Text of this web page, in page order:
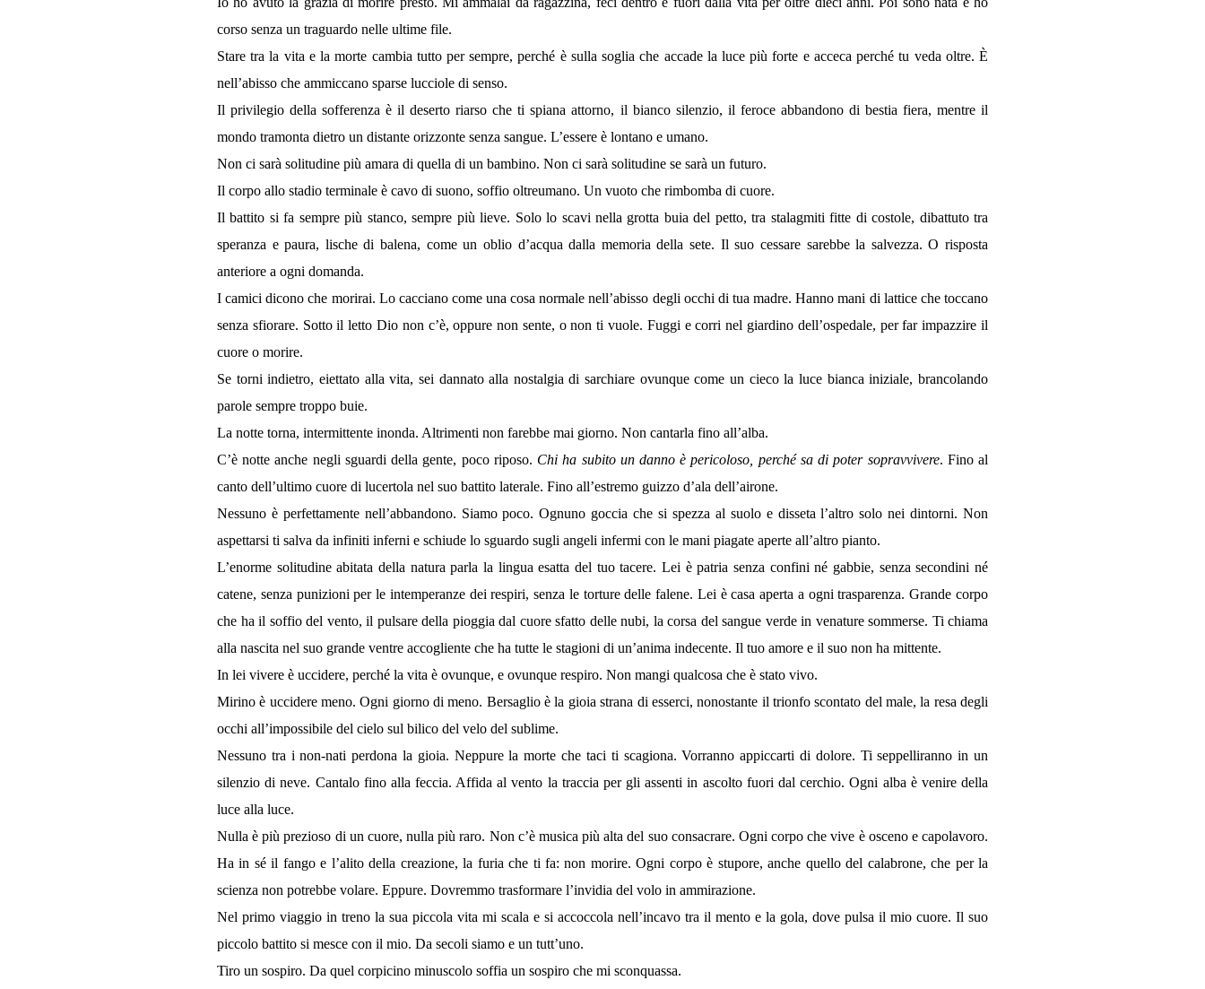
corso senza un traguardo nelle ultime file.
Stare tra la vita e la morte cambia tutto per sempre, perché è sulla soglia che accade la luce più forte e acceca perché tu veda oltre. È
nell’abisso che ammiccano sparse lucciole di senso.
Il privilegio della sofferenza è il deserto riarso che ti spiana attorno, il bianco silenzio, il feroce abbandono di bestia fiera, mentre il
mondo tramonta dietro un distante orizzonte senza sangue. L’essere è lontano e umano.
Non ci sarà solitudine più amara di quella di un bambino. Non ci sarà solitudine se sarà un futuro.
Il corpo allo stadio terminale è cavo di suono, soffio oltreumano. Un vuoto che rimbomba di cuore.
Il battito si fa sempre più stanco, sempre più lieve. Solo lo scavi nella grotta buia del petto, tra stalagmiti fitte di costole, dibattuto tra
speranza e paura, lische di balena, come un oblio d’acqua dalla memoria della sete. Il suo cessare sarebbe la salvezza. O risposta
anteriore a ogni domanda.
I camici dicono che morirai. Lo cacciano come una cosa normale nell’abisso degli occhi di tua madre. Hanno mani di lattice che toccano
senza sfiorare. Sotto il letto Dio non c’è, oppure non sente, o non ti vuole. Fuggi e corri nel giardino dell’ospedale, per far impazzire il
cuore o morire.
Se torni indietro, eiettato alla vita, sei dannato alla nostalgia di sarchiare ovunque come un cieco la luce bianca iniziale, brancolando
parole sempre troppo buie.
La notte torna, intermittente inonda. Altrimenti non farebbe mai giorno. Non cantarla fino all’alba.
C’è notte anche negli sguardi della gente, poco riposo. Chi ha subito un danno è pericoloso, perché sa di poter sopravvivere. Fino al
canto dell’ultimo cuore di lucertola nel suo battito laterale. Fino all’estremo guizzo d’ala dell’airone.
Nessuno è perfettamente nell’abbandono. Siamo poco. Ognuno goccia che si spezza al suolo e disseta l’altro solo nei dintorni. Non
aspettarsi ti salva da infiniti inferni e schiude lo sguardo sugli angeli infermi con le mani piagate aperte all’altro pianto.
L’enorme solitudine abitata della natura parla la lingua esatta del tuo tacere. Lei è patria senza confini né gabbie, senza secondini né
catene, senza punizioni per le intemperanze dei respiri, senza le torture delle falene. Lei è casa aperta a ogni trasparenza. Grande corpo
che ha il soffio del vento, il pulsare della pioggia dal cuore sfatto delle nubi, la corsa del sangue verde in venature sommerse. Ti chiama
alla nascita nel suo grande ventre accogliente che ha tutte le stagioni di un’anima indecente. Il tuo amore e il suo non ha mittente.
In lei vivere è uccidere, perché la vita è ovunque, e ovunque respiro. Non mangi qualcosa che è stato vivo.
Mirino è uccidere meno. Ogni giorno di meno. Bersaglio è la gioia strana di esserci, nonostante il trionfo scontato del male, la resa degli
occhi all’impossibile del cielo sul bilico del velo del sublime.
Nessuno tra i non-nati perdona la gioia. Neppure la morte che taci ti scagiona. Vorranno appiccarti di dolore. Ti seppelliranno in un
silenzio di neve. Cantalo fino alla feccia. Affida al vento la traccia per gli assenti in ascolto fuori dal cerchio. Ogni alba è venire della
luce alla luce.
Nulla è più prezioso di un cuore, nulla più raro. Non c’è musica più alta del suo consacrare. Ogni corpo che vive è osceno e capolavoro.
Ha in sé il fango e l’alito della creazione, la furia che ti fa: non morire. Ogni corpo è stupore, anche quello del calabrone, che per la
scienza non potrebbe volare. Eppure. Dovremmo trasformare l’invidia del volo in ammirazione.
Nel primo viaggio in treno la sua piccola vita mi scala e si accoccola nell’incavo tra il mento e la gola, dove pulsa il mio cuore. Il suo
piccolo battito si mesce con il mio. Da secoli siamo e un tutt’uno.
Tiro un sospiro. Da quel corpicino minuscolo soffia un sospiro che mi sconquassa.